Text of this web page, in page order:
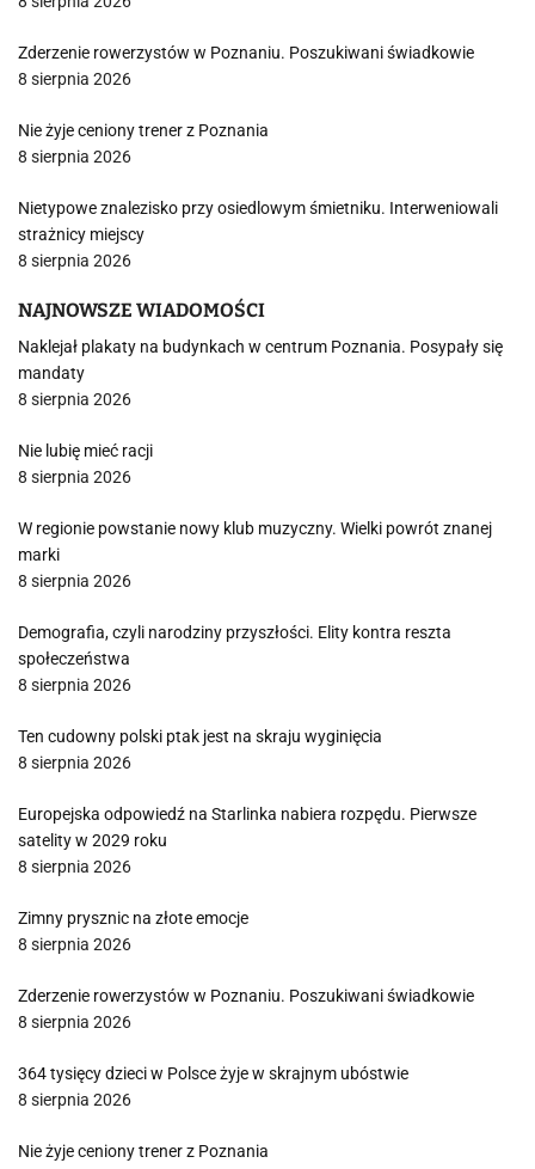
Zderzenie rowerzystów w Poznaniu. Poszukiwani świadkowie
8 sierpnia 2026
Nie żyje ceniony trener z Poznania
8 sierpnia 2026
Nietypowe znalezisko przy osiedlowym śmietniku. Interweniowali
strażnicy miejscy
8 sierpnia 2026
NAJNOWSZE WIADOMOŚCI
Naklejał plakaty na budynkach w centrum Poznania. Posypały się
mandaty
8 sierpnia 2026
Nie lubię mieć racji
8 sierpnia 2026
W regionie powstanie nowy klub muzyczny. Wielki powrót znanej
marki
8 sierpnia 2026
Demografia, czyli narodziny przyszłości. Elity kontra reszta
społeczeństwa
8 sierpnia 2026
Ten cudowny polski ptak jest na skraju wyginięcia
8 sierpnia 2026
Europejska odpowiedź na Starlinka nabiera rozpędu. Pierwsze
satelity w 2029 roku
8 sierpnia 2026
Zimny prysznic na złote emocje
8 sierpnia 2026
Zderzenie rowerzystów w Poznaniu. Poszukiwani świadkowie
8 sierpnia 2026
364 tysięcy dzieci w Polsce żyje w skrajnym ubóstwie
8 sierpnia 2026
Nie żyje ceniony trener z Poznania